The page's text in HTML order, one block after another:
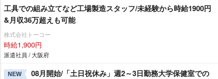
工具での組み立てなど工場製造スタッフ/未経験から時給1900円
&月収36万超えも可能
株式会社トーコー
時給1,900円
派遣社員 / 大阪府
NEW
08月開始/「土日祝休み」週2～3日勤務大学保健室での